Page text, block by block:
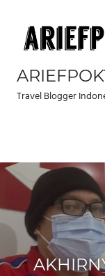
content
Travel Blogger